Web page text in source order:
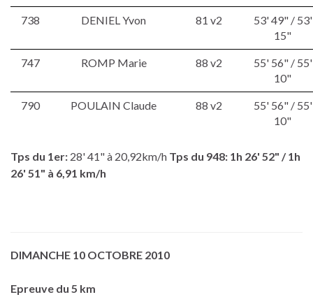
738 DENIEL Yvon 81 v2
53' 49" / 53'
15"
747 ROMP Marie 88 v2
55' 56" / 55'
10"
790 POULAIN Claude 88 v2
55' 56" / 55'
10"
Tps du 1er: 28' 41" à 20,92km/h Tps du 948: 1h 26' 52" / 1h
26' 51" à 6,91 km/h
DIMANCHE 10 OCTOBRE 2010
Epreuve du 5 km